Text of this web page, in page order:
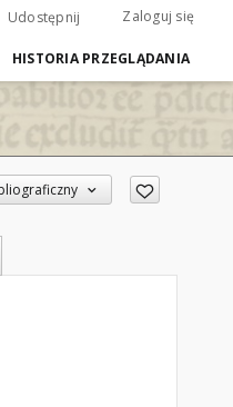
Udostępnij Zaloguj się
HISTORIA PRZEGLĄDANIA